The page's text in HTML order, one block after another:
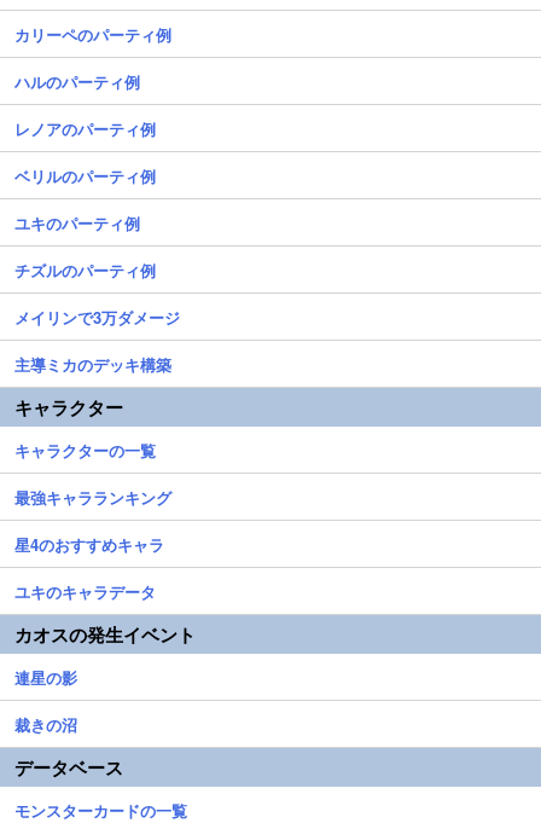
カリーペのパーティ例
ハルのパーティ例
レノアのパーティ例
ベリルのパーティ例
ユキのパーティ例
チズルのパーティ例
メイリンで3万ダメージ
主導ミカのデッキ構築
キャラクター
キャラクターの一覧
最強キャラランキング
星4のおすすめキャラ
ユキのキャラデータ
カオスの発生イベント
連星の影
裁きの沼
データベース
モンスターカードの一覧